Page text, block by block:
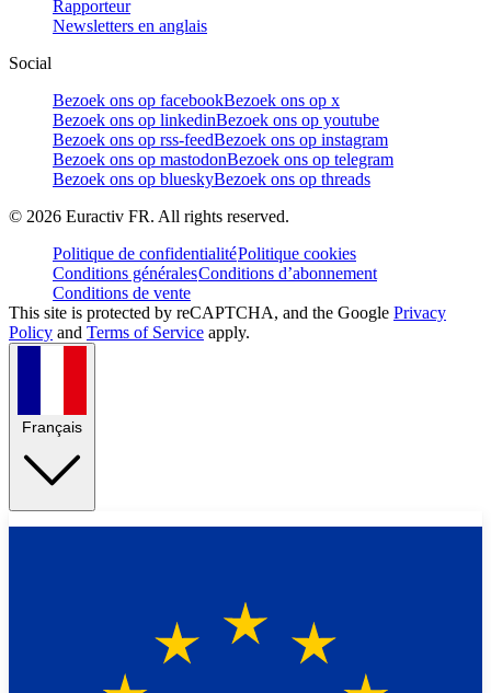
Rapporteur
Newsletters en anglais
Social
Bezoek ons op facebookBezoek ons op x
Bezoek ons op linkedinBezoek ons op youtube
Bezoek ons op rss-feedBezoek ons op instagram
Bezoek ons op mastodonBezoek ons op telegram
Bezoek ons op blueskyBezoek ons op threads
© 2026 Euractiv FR. All rights reserved.
Politique de confidentialitéPolitique cookies
Conditions généralesConditions d’abonnement
Conditions de vente
This site is protected by reCAPTCHA, and the Google Privacy
Policy and Terms of Service apply.
Français